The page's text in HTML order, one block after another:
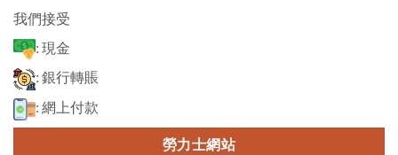
我們接受
: 現金
: 銀行轉賬
: 網上付款
勞力士網站